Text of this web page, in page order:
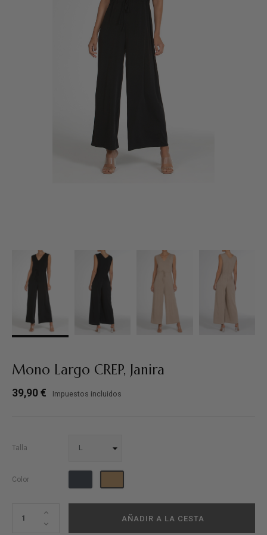
Mono Largo CREP, Janira
39,90 € Impuestos incluidos
Talla
Color
AÑADIR A LA CESTA